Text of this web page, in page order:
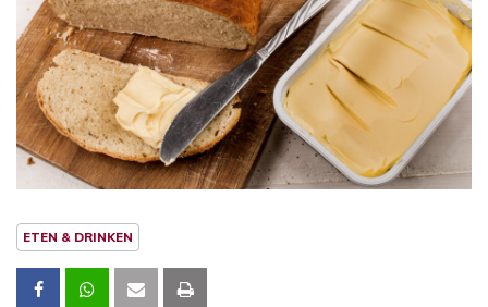
ETEN & DRINKEN